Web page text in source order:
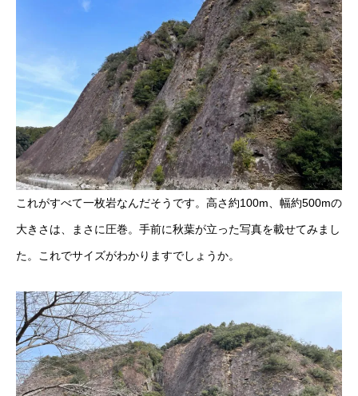
これがすべて一枚岩なんだそうです。高さ約100m、幅約500mの
大きさは、まさに圧巻。手前に秋葉が立った写真を載せてみまし
た。これでサイズがわかりますでしょうか。